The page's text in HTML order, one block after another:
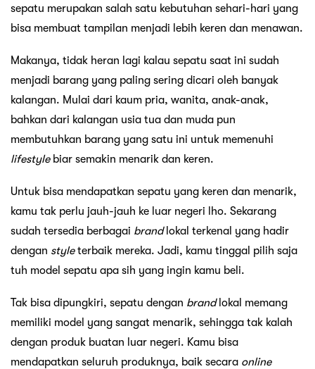
sepatu merupakan salah satu kebutuhan sehari-hari yang
bisa membuat tampilan menjadi lebih keren dan menawan.
Makanya, tidak heran lagi kalau sepatu saat ini sudah
menjadi barang yang paling sering dicari oleh banyak
kalangan. Mulai dari kaum pria, wanita, anak-anak,
bahkan dari kalangan usia tua dan muda pun
membutuhkan barang yang satu ini untuk memenuhi
lifestylebiar semakin menarik dan keren.
Untuk bisa mendapatkan sepatu yang keren dan menarik,
kamu tak perlu jauh-jauh ke luar negeri lho. Sekarang
sudah tersedia berbagai brandlokal terkenal yang hadir
dengan styleterbaik mereka. Jadi, kamu tinggal pilih saja
tuh model sepatu apa sih yang ingin kamu beli.
Tak bisa dipungkiri, sepatu dengan brandlokal memang
memiliki model yang sangat menarik, sehingga tak kalah
dengan produk buatan luar negeri. Kamu bisa
mendapatkan seluruh produknya, baik secara online